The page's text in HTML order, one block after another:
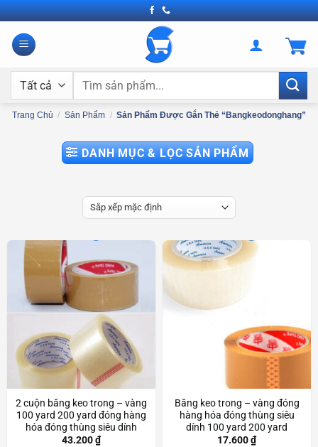
Bỏ
qua
nội
Tìm
Trang Chủ / Sản Phẩm / Sản Phẩm Được Gắn Thẻ “bangkeodonghang”
DANH MỤC & LỌC SẢN PHẨM
2 cuộn băng keo trong – vàng
100 yard 200 yard đóng hàng
hóa đóng thùng siêu dính
Scd3933
43.200₫
Băng keo trong – vàng đóng
hàng hóa đóng thùng siêu
dính 100 yard 200 yard
Scd3872
17.600₫